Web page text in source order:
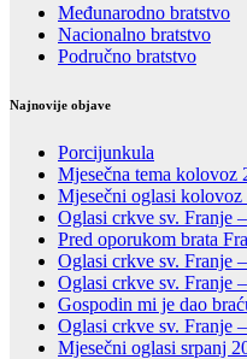
Međunarodno bratstvo
Nacionalno bratstvo
Područno bratstvo
Najnovije objave
Porcijunkula
Mjesečna tema kolovoz
Mjesečni oglasi kolovoz
Oglasi crkve sv. Franje
Pred oporukom brata
Oglasi crkve sv. Franje
Oglasi crkve sv. Franje
Gospodin mi je dao
Oglasi crkve sv. Franje
Mjesečni oglasi srpanj